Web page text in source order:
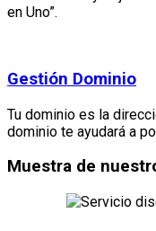
en Uno”.
Gestión Dominio
Tu dominio es la
dominio te ayudará a
Muestra de